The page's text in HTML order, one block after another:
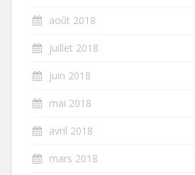
août 2018
juillet 2018
juin 2018
mai 2018
avril 2018
mars 2018